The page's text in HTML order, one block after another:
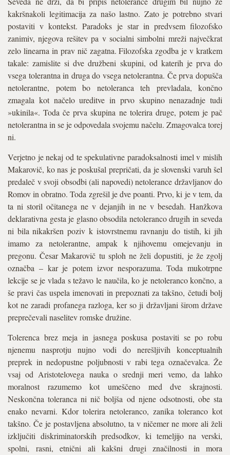
kakršnakoli legitimacija za našo lastno. Zato je potrebno stvari
postaviti v kontekst. Paradoks je star in predvsem filozofsko
zanimiv, njegova rešitev pa v socialni simbolni mreži največkrat
zelo linearna in prav nič zagatna. Filozofska zgodba je v kratkem
takale: zamislite si dve družbeni skupini, od katerih je prva do
vsega tolerantna in druga do vsega netolerantna. Če prva dopušča
netolerantne, potem bo netoleranca teh prevladala, končno
zmagala kot načelo ureditve in prvo skupino nenazadnje tudi
»ukinila«. Toda če prva skupina ne tolerira druge, potem je pač
netolerantna in se je odpovedala svojemu načelu. Zmagovalca torej
ni.
Verjetno je nekaj od te spekulativne paradoksalnosti imel v mislih
Makarovič, ko nas je poskušal prepričati, da je slovenski varuh šel
predaleč v svoji obsodbi (ali napovedi) netolerance državljanov do
Romov in obratno. Toda zgrešil je dve poanti. Prvo, ki je v tem, da
ta ni storil očitanega ne v dejanjih in ne v besedah. Hanžkova
deklarativna gesta je glasno obsodila netoleranco drugih in seveda
ni bila nikakršen poziv k istovrstnemu ravnanju do tistih, ki jih
imamo za netolerantne, ampak k njihovemu omejevanju in
pregonu. Česar Makarovič tu sploh ne želi dopustiti, je že zgolj
označba – kar je potem izvor nesporazuma. Toda mukotrpne
lekcije se je vlada s težavo le naučila, ko je netoleranco končno, a
še pravi čas uspela imenovati in prepoznati za takšno, četudi bolj
kot ne zaradi profanega razloga, ker so ji državljani širom države
preprečevali naselitev romske družine.
Tolerenca brez meja in jasnega poskusa postaviti se po robu
njenemu nasprotju nujno vodi do nerešljivih konceptualnih
preprek in nedopustne poljubnosti v rabi tega označevalca. Že
vsaj od Aristotelovega nauka o srednji meri vemo, da lahko
moralnost razumemo kot umeščeno med dve skrajnosti.
Neskončna toleranca ni nič boljša od njene odsotnosti, obe sta
enako nevarni. Kdor tolerira netoleranco, zanika toleranco kot
takšno. Če je postavljena absolutno, ta v ničemer ne more ali želi
izključiti diskriminatorskih predsodkov, ki temeljijo na verski,
spolni, rasni, etnični ali kakšni drugi značilnosti in mora